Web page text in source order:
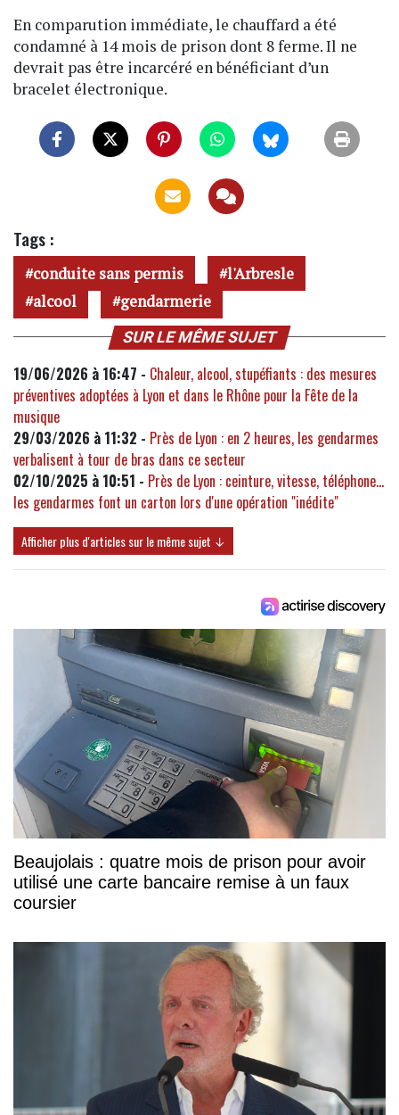
En comparution immédiate, le chauffard a été
condamné à 14 mois de prison dont 8 ferme. Il ne
devrait pas être incarcéré en bénéficiant d’un
bracelet électronique.
Tags :
conduite sans permis
l'Arbresle
alcool
gendarmerie
SUR LE MÊME SUJET
19/06/2026 à 16:47 - Chaleur, alcool, stupéfiants : des mesures
préventives adoptées à Lyon et dans le Rhône pour la Fête de la
musique
29/03/2026 à 11:32 - Près de Lyon : en 2 heures, les gendarmes
verbalisent à tour de bras dans ce secteur
02/10/2025 à 10:51 - Près de Lyon : ceinture, vitesse, téléphone…
les gendarmes font un carton lors d'une opération "inédite"
Afficher plus d'articles sur le même sujet ↓
Beaujolais : quatre mois de prison pour avoir
utilisé une carte bancaire remise à un faux
coursier